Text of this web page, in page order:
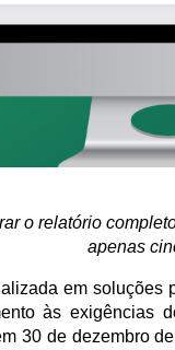
o relatório
apenas
em soluções
às exigências
30 de dezembro